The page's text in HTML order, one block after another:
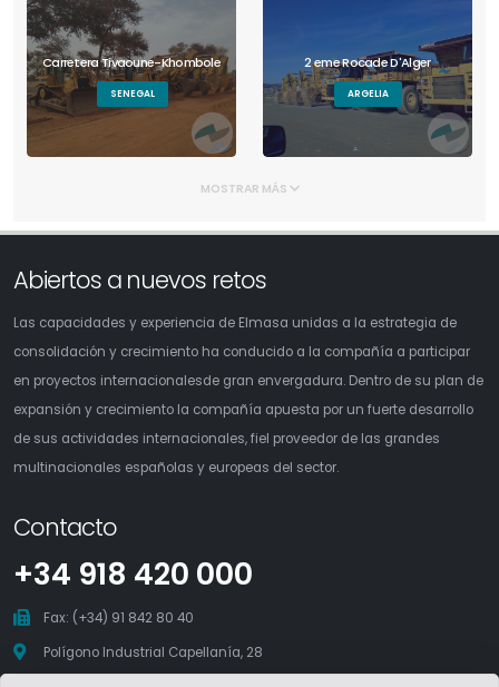
Carretera Tivaoune-Khombole
SENEGAL
2 eme Rocade D'Alger
ARGELIA
MOSTRAR MÁS
Abiertos a nuevos retos
Las capacidades y experiencia de Elmasa unidas a la estrategia de
consolidación y crecimiento ha conducido a la compañía a participar
en proyectos internacionalesde gran envergadura. Dentro de su plan de
expansión y crecimiento la compañía apuesta por un fuerte desarrollo
de sus actividades internacionales, fiel proveedor de las grandes
multinacionales españolas y europeas del sector.
Contacto
+34 918 420 000
Fax: (+34) 91 842 80 40
Polígono Industrial Capellanía, 28